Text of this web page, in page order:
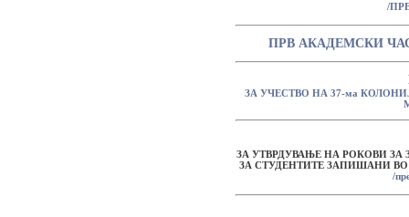
/
ПРВ АКАДЕМСКИ
ЗА УЧЕСТВО НА 37-ма
ЗА УТВРДУВАЊЕ НА РОКОВИ
ЗА СТУДЕНТИТЕ ЗАПИШАНИ ВО
/